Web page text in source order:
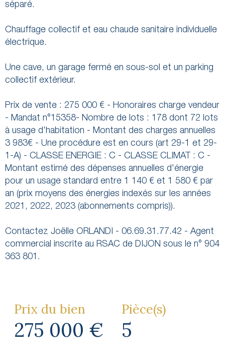
séparé.
Chauffage collectif et eau chaude sanitaire individuelle
électrique.
Une cave, un garage fermé en sous-sol et un parking
collectif extérieur.
Prix de vente : 275 000 € - Honoraires charge vendeur
- Mandat n°15358- Nombre de lots : 178 dont 72 lots
à usage d'habitation - Montant des charges annuelles
3 983€ - Une procédure est en cours (art 29-1 et 29-
1-A) - CLASSE ENERGIE : C - CLASSE CLIMAT : C -
Montant estimé des dépenses annuelles d'énergie
pour un usage standard entre 1 140 € et 1 580 € par
an (prix moyens des énergies indexés sur les années
2021, 2022, 2023 (abonnements compris)).
Contactez Joëlle ORLANDI - 06.69.31.77.42 - Agent
commercial inscrite au RSAC de DIJON sous le n° 904
363 801.
Prix du bien
275 000 €
Pièce(s)
5